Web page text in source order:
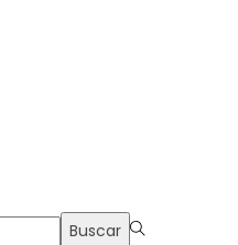
Buscar